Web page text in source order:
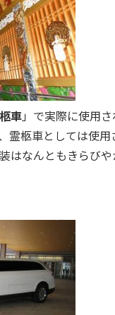
車」で実際に使用さ
霊柩車としては使
はなんともきらび